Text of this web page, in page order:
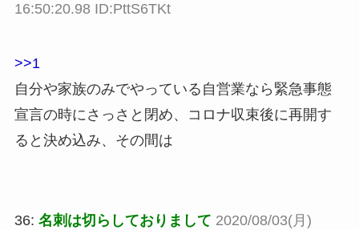
16:50:20.98 ID:PttS6TKt
>>1
自分や家族のみでやっている自営業なら緊急事態
宣言の時にさっさと閉め、コロナ収束後に再開す
ると決め込み、その間は
36: 名刺は切らしておりまして 2020/08/03(月)